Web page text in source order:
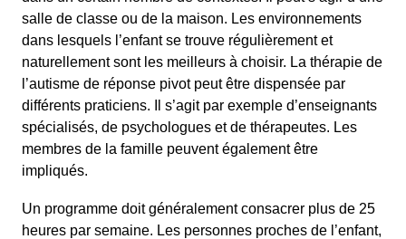
salle de classe ou de la maison. Les environnements
dans lesquels l’enfant se trouve régulièrement et
naturellement sont les meilleurs à choisir. La thérapie de
l’autisme de réponse pivot peut être dispensée par
différents praticiens. Il s’agit par exemple d’enseignants
spécialisés, de psychologues et de thérapeutes. Les
membres de la famille peuvent également être
impliqués.
Un programme doit généralement consacrer plus de 25
heures par semaine. Les personnes proches de l’enfant,